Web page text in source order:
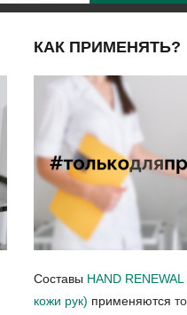
КАК ПРИМЕНЯТЬ?
Составы HAND
кожи рук) применяются